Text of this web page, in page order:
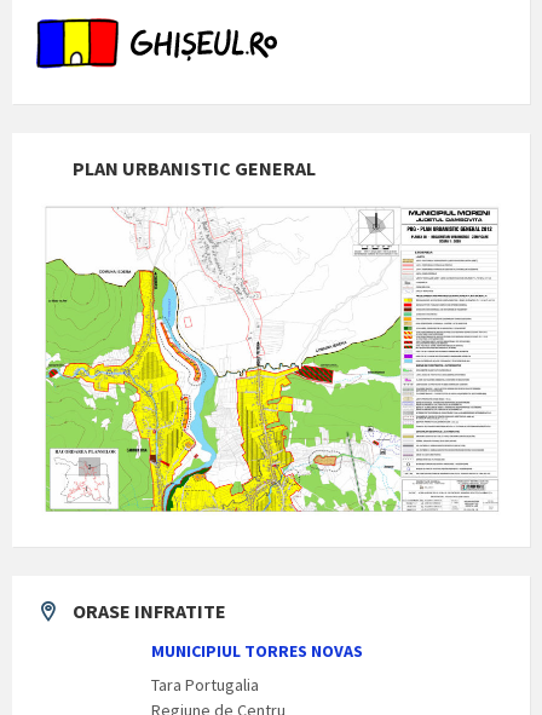
PLAN URBANISTIC GENERAL
ORASE INFRATITE
MUNICIPIUL TORRES NOVAS
Tara Portugalia